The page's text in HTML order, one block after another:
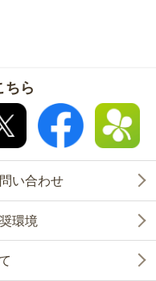
ちら
い合わせ
環境